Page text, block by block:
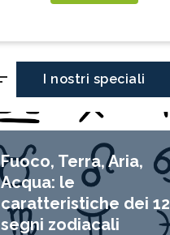
I nostri speciali
Fuoco, Terra, Aria,
Acqua: le
caratteristiche dei 12
segni zodiacali